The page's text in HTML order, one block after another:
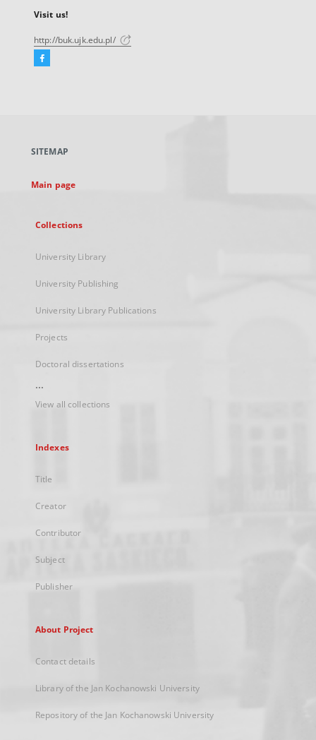
Visit us!
http://buk.ujk.edu.pl/
Facebook
new
SITEMAP
Main page
Collections
University Library
University Publishing
University Library Publications
Projects
Doctoral dissertations
...
View all collections
Indexes
Title
Creator
Contributor
Subject
Publisher
About Project
Contact details
Library of the Jan Kochanowski University
Repository of the Jan Kochanowski University